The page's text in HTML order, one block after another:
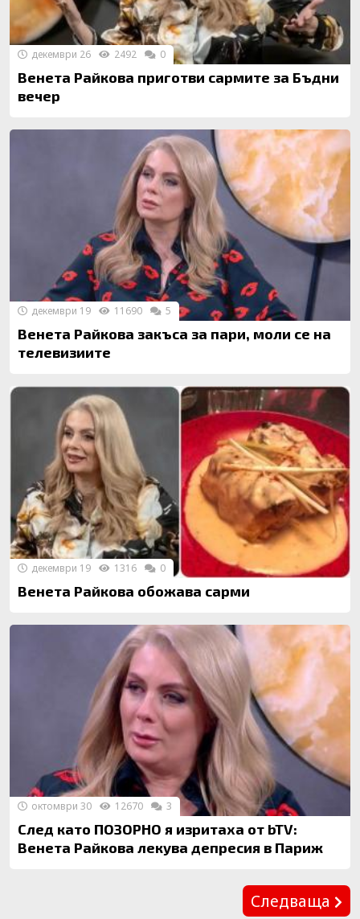
Венета Райкова приготви сармите за Бъдни
вечер
декември 26 2492 0
Венета Райкова закъса за пари, моли се на
телевизиите
декември 19 11690 5
Венета Райкова обожава сарми
декември 19 1316 0
След като ПОЗОРНО я изритаха от bTV:
Венета Райкова лекува депресия в Париж
октомври 30 12670 3
Следваща